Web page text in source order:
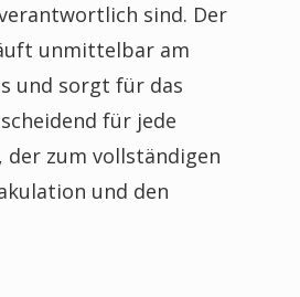
sind. Der
unmittelbar am
und sorgt für das
für jede
zum vollständigen
und den